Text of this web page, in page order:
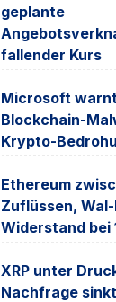
geplante
fallender Kurs
Microsoft
Blockchain-
Krypto-
Ethereum
Zuflüssen,
Widerstand bei
XRP unter
Nachfrage